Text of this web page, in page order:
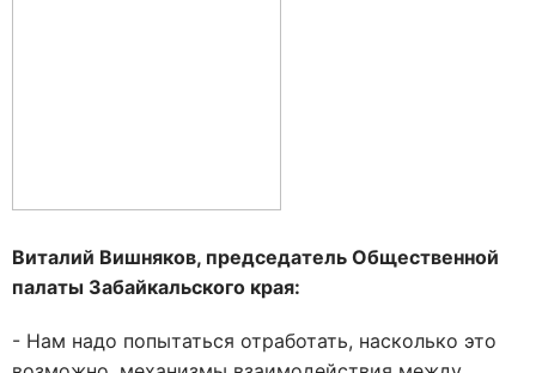
Виталий Вишняков, председатель Общественной
палаты Забайкальского края:
- Нам надо попытаться отработать, насколько это